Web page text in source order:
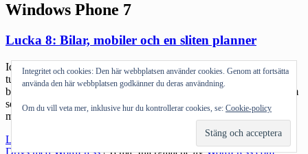
Windows Phone 7
Lucka 8: Bilar, mobiler och en sliten planner
Idag blir det en kort uppdatering. Jag är galet trött. Det har varit en
tuff månad. Det har varit en intensiv höst. Men det gör inget. Nu
börjar det bli dags för lite ledigt snart. Fylla på batterierna, ladda om
servern och formatera om vissa delar av cacheminnet. [insert valfria
metaforer för vilande] Imorgon sista […]
Läs mer
8:
Drivs med WordPress |Tema: Intergalactic avWordPress.com.
Integritet och cookies: Den här webbplatsen använder cookies. Genom att fortsätta
använda den här webbplatsen godkänner du deras användning.
Om du vill veta mer, inklusive hur du kontrollerar cookies, se: Cookie-policy